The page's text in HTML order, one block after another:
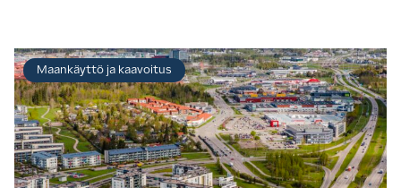
Maankäyttö ja kaavoitus